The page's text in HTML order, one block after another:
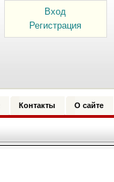
Вход
Регистрация
Контакты О сайте